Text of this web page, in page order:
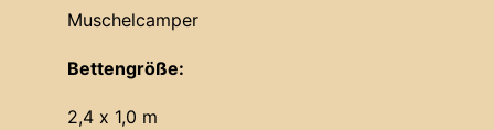
Muschelcamper
Bettengröße:
2,4 x 1,0 m